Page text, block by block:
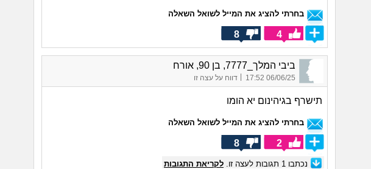
בחרתי להציג את המייל לשואל השאלה
4
8
ביבי המלך_7777, בן 90, אורח
06/06/25 17:52
| דווח על עצה זו
תישרף בגיהינום יא הומו
בחרתי להציג את המייל לשואל השאלה
2
8
נכתבו 1 תגובות לעצה זו. לקריאת התגובות